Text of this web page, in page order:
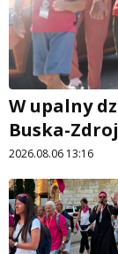
W upalny
Buska-
2026.08.06 13:16